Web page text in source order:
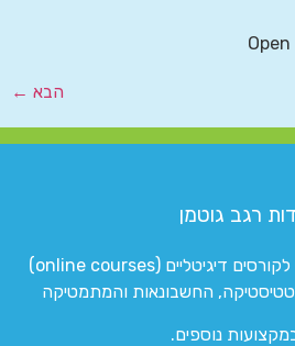
הבא ←
רגב גוטמן
המרכז המוביל והמקצועי לקורסים דיגיטליים (online courses)
החשבונאות והמתמטיקה
נוספים.